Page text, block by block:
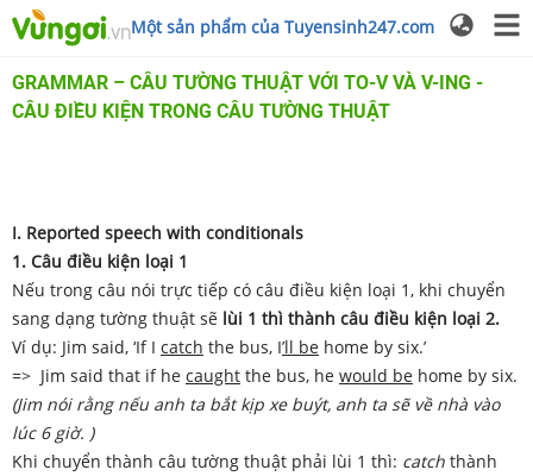
Một sản phẩm của Tuyensinh247.com
GRAMMAR – CÂU TƯỜNG THUẬT VỚI TO-V VÀ V-ING -
CÂU ĐIỀU KIỆN TRONG CÂU TƯỜNG THUẬT
I. Reported speech with conditionals
1. Câu điều kiện loại 1
Nếu trong câu nói trực tiếp có câu điều kiện loại 1, khi chuyển
sang dạng tường thuật sẽ lùi 1 thì thành câu điều kiện loại 2.
Ví dụ: Jim said, ‘If I catch the bus, I’ll be home by six.’
=> Jim said that if he caught the bus, he would be home by six.
(Jim nói rằng nếu anh ta bắt kịp xe buýt, anh ta sẽ về nhà vào
lúc 6 giờ. )
Khi chuyển thành câu tường thuật phải lùi 1 thì: catch thành